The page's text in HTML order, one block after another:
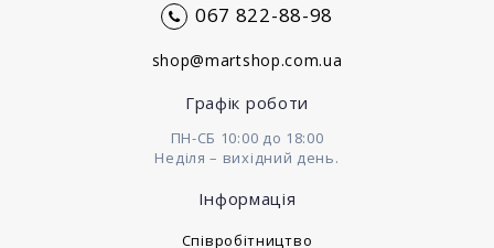
067 822-88-98
shop@martshop.com.ua
Графік роботи
ПН-СБ 10:00 до 18:00
Неділя – вихідний день.
Інформація
Cпівробітництво